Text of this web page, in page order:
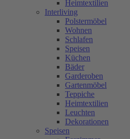
Heimtextilien
Interliving
Polstermöbel
Wohnen
Schlafen
Speisen
Küchen
Bäder
Garderoben
Gartenmöbel
Teppiche
Heimtextilien
Leuchten
Dekorationen
Speisen